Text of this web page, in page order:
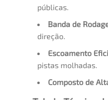
públicas.
Banda de
direção.
Escoamento
pistas molhadas.
Composto de